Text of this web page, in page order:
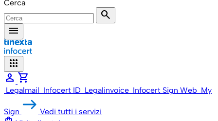
Cerca
search
menu
apps
person shopping_cart
Legalmail Infocert ID Legalinvoice Infocert Sign Web My
Sign Vedi tutti i servizi